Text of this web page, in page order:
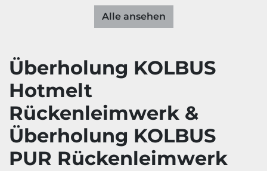
Alle ansehen
Überholung KOLBUS
Hotmelt
Rückenleimwerk &
Überholung KOLBUS
PUR Rückenleimwerk